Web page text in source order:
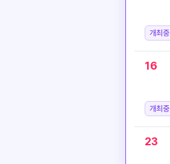
개최중
16
개최중
23